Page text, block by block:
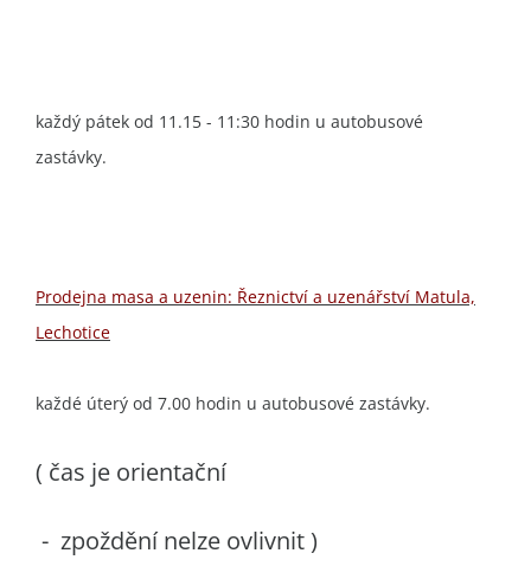
každý pátek od 11.15 - 11:30 hodin u autobusové
zastávky.
Prodejna masa a uzenin: Řeznictví a uzenářství Matula,
Lechotice
každé úterý od 7.00 hodin u autobusové zastávky.
( čas je orientační
- zpoždění nelze ovlivnit )